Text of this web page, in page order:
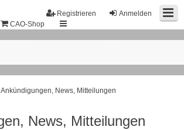
Anmelden
Registrieren
CAO-Shop
Ankündigungen, News, Mitteilungen
News, Mitteilungen